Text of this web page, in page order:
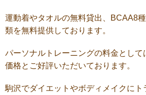
運動着やタオルの無料貸出、BCAA8
類を無料提供しております。
パーソナルトレーニングの料金として
価格とご好評いただいております。
駒沢でダイエットやボディメイクにト